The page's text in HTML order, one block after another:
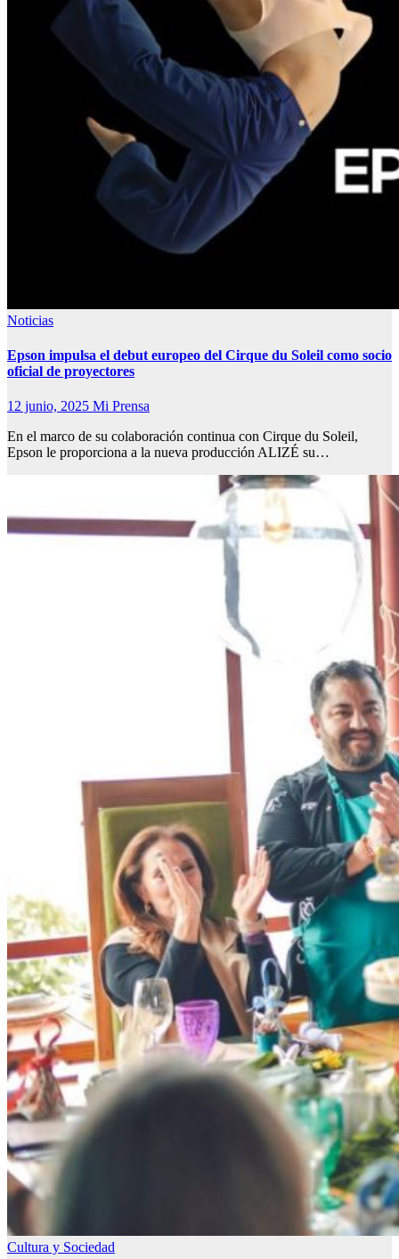
Noticias
Epson impulsa el debut europeo del Cirque du Soleil como socio
oficial de proyectores
12 junio, 2025 Mi Prensa
En el marco de su colaboración continua con Cirque du Soleil,
Epson le proporciona a la nueva producción ALIZÉ su…
Cultura y Sociedad